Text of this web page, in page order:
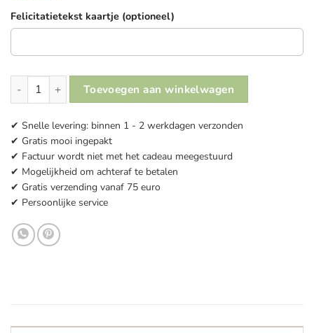
Felicitatietekst kaartje (optioneel)
Slab 'Gefeliciteerd oom' aantalToevoegen aan winkelwagen
✔ Snelle levering: binnen 1 - 2 werkdagen verzonden
✔ Gratis mooi ingepakt
✔ Factuur wordt niet met het cadeau meegestuurd
✔ Mogelijkheid om achteraf te betalen
✔ Gratis verzending vanaf 75 euro
✔ Persoonlijke service